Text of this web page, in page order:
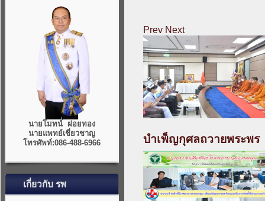
นายโมทน์ ฝอยทอง
นายแพทย์เชี่ยวชาญ
โทรศัพท์:086-488-6966
เกี่ยวกับ รพ
Prev Next
บำเพ็ญกุศลถวายพระพร